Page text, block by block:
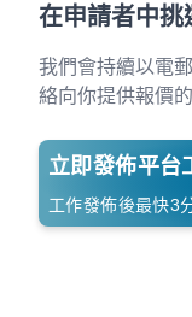
在申請者中挑
我們會持續以電
絡向你提供報價
立即發佈平台
工作發佈後最快3